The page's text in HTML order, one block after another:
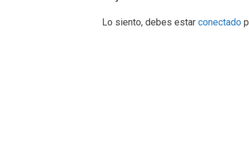
Lo siento, debes estar conectado